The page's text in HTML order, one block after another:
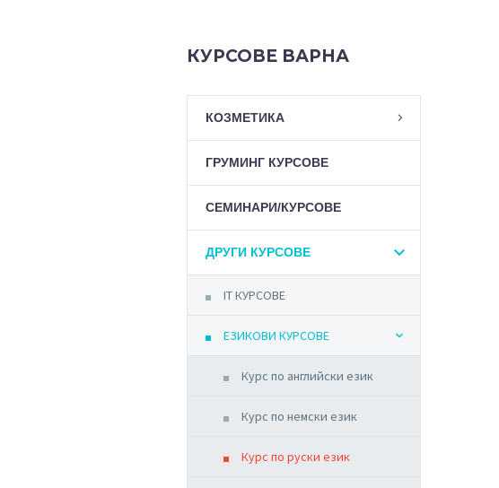
КУРСОВЕ ВАРНА
КОЗМЕТИКА
ГРУМИНГ КУРСОВЕ
СЕМИНАРИ/КУРСОВЕ
ДРУГИ КУРСОВЕ
IT КУРСОВЕ
ЕЗИКОВИ КУРСОВЕ
Курс по английски език
Курс по немски език
Курс по руски език